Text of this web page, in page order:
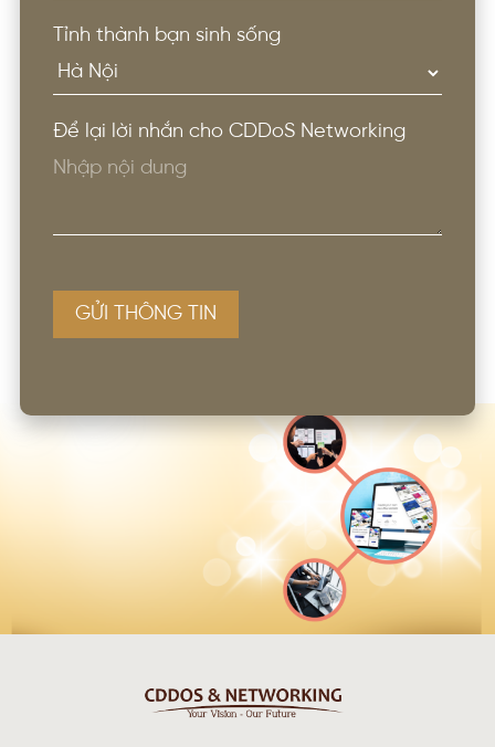
Tỉnh thành bạn sinh sống
Để lại lời nhắn cho CDDoS Networking
GỬI THÔNG TIN